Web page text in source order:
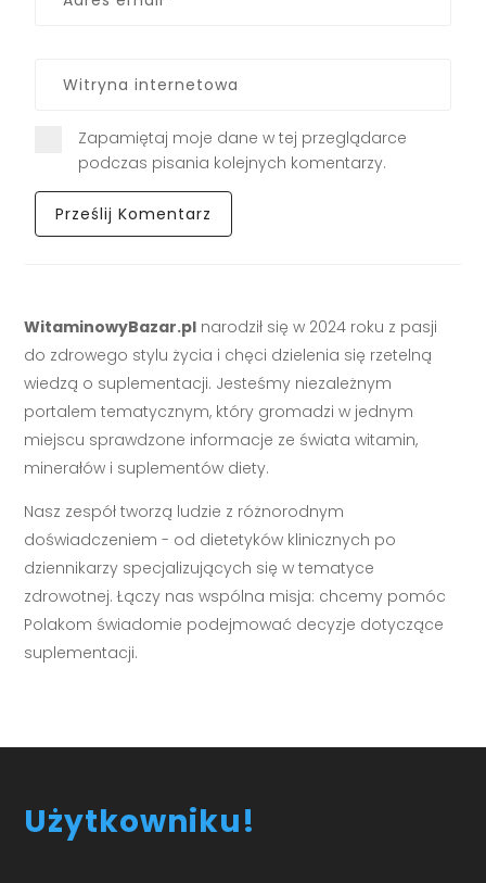
Zapamiętaj moje dane w tej przeglądarce
podczas pisania kolejnych komentarzy.
WitaminowyBazar.pl narodził się w 2024 roku z pasji
do zdrowego stylu życia i chęci dzielenia się rzetelną
wiedzą o suplementacji. Jesteśmy niezależnym
portalem tematycznym, który gromadzi w jednym
miejscu sprawdzone informacje ze świata witamin,
minerałów i suplementów diety.
Nasz zespół tworzą ludzie z różnorodnym
doświadczeniem - od dietetyków klinicznych po
dziennikarzy specjalizujących się w tematyce
zdrowotnej. Łączy nas wspólna misja: chcemy pomóc
Polakom świadomie podejmować decyzje dotyczące
suplementacji.
Użytkowniku!